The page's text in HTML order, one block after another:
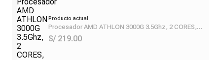
Producto actual
Procesador AMD ATHLON 3000G 3.5Ghz, 2 CORES,
AM4
S/ 219.00